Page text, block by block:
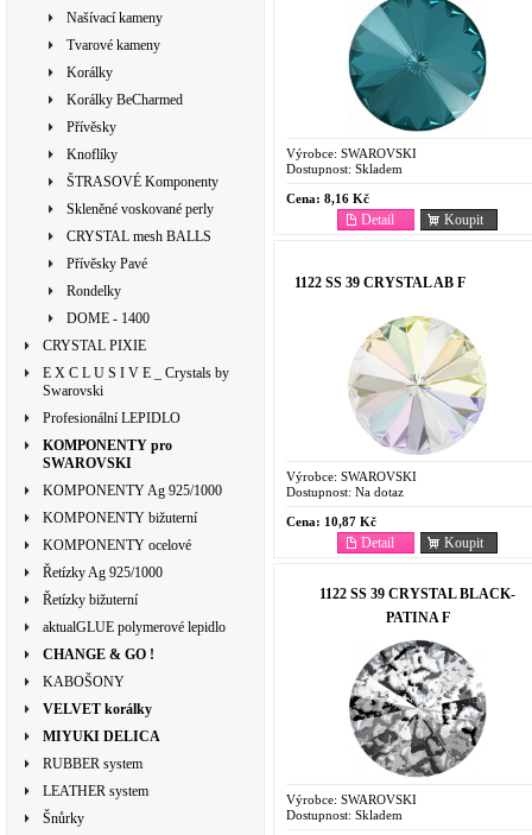
Našívací kameny
Tvarové kameny
Korálky
Korálky BeCharmed
Přívěsky
Knoflíky
ŠTRASOVÉ Komponenty
Skleněné voskované perly
CRYSTAL mesh BALLS
Přívěsky Pavé
Rondelky
DOME - 1400
CRYSTAL PIXIE
E X C L U S I V E _ Crystals by
Swarovski
Profesionální LEPIDLO
KOMPONENTY pro
SWAROVSKI
KOMPONENTY Ag 925/1000
KOMPONENTY bižuterní
KOMPONENTY ocelové
Řetízky Ag 925/1000
Řetízky bižuterní
aktualGLUE polymerové lepidlo
CHANGE & GO !
KABOŠONY
VELVET korálky
MIYUKI DELICA
RUBBER system
LEATHER system
Šnůrky
Výrobce: SWAROVSKI
Dostupnost: Skladem
Cena: 8,16 Kč
Koupit
Detail
1122 SS 39 CRYSTAL AB F
Výrobce: SWAROVSKI
Dostupnost: Na dotaz
Cena: 10,87 Kč
Koupit
Detail
1122 SS 39 CRYSTAL BLACK-
PATINA F
Výrobce: SWAROVSKI
Dostupnost: Skladem